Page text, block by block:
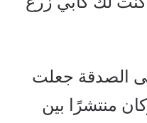
الصدقة جعلت
منتشرًا بين